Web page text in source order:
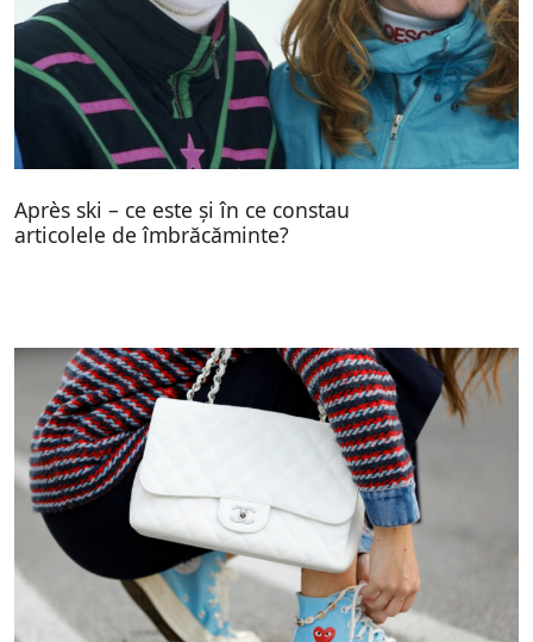
Après ski – ce este și în ce constau
articolele de îmbrăcăminte?